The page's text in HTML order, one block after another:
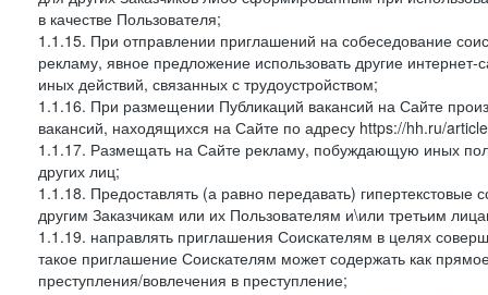
в качестве Пользователя;
1.1.15. При отправлении приглашений на собеседование
рекламу, явное предложение использовать другие
иных действий, связанных с трудоустройством;
1.1.16. При размещении Публикаций вакансий на Сайте
вакансий, находящихся на Сайте по адресу https://hh.ru/
1.1.17. Размещать на Сайте рекламу, побуждающую иных
других лиц;
1.1.18. Предоставлять (а равно передавать)
другим Заказчикам или их Пользователям и\или третьим
1.1.19. направлять приглашения Соискателям в целях
такое приглашение Соискателям может содержать как
преступления/вовлечения в преступление;